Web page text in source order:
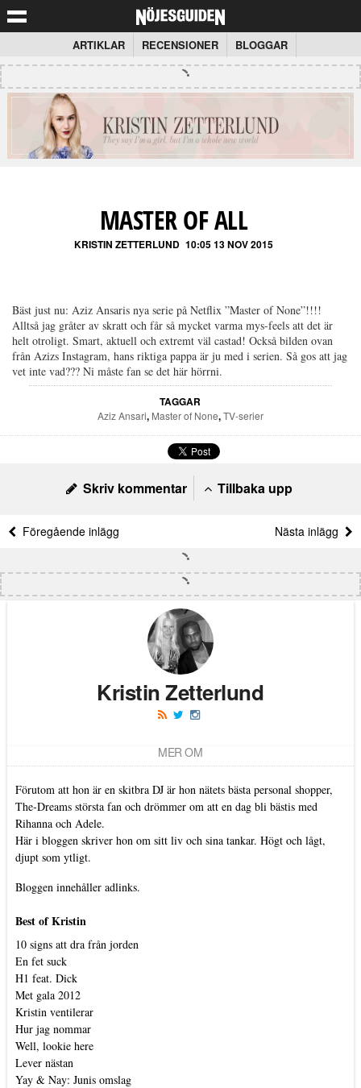
ARTIKLAR RECENSIONER BLOGGAR
MASTER OF ALL
KRISTIN ZETTERLUND 10:05 13 NOV 2015
Bäst just nu: Aziz Ansaris nya serie på Netflix ”Master of None”!!!!
Alltså jag gråter av skratt och får så mycket varma mys-feels att det är
helt otroligt. Smart, aktuell och extremt väl castad! Också bilden ovan
från Azizs Instagram, hans riktiga pappa är ju med i serien. Så gos att jag
vet inte vad??? Ni måste fan se det här hörrni.
TAGGAR
Aziz Ansari, Master of None,TV-serier
Skriv kommentar Tillbaka upp
Föregående inlägg Nästa inlägg
Kristin Zetterlund
MER OM
Förutom att hon är en skitbra DJ är hon nätets bästa personal shopper,
The-Dreams största fan och drömmer om att en dag bli bästis med
Rihanna och Adele.
Här i bloggen skriver hon om sitt liv och sina tankar. Högt och lågt,
djupt som ytligt.
Bloggen innehåller adlinks.
Best of Kristin
10 signs att dra från jorden
En fet suck
H1 feat. Dick
Met gala 2012
Kristin ventilerar
Hur jag nommar
Well, lookie here
Lever nästan
Yay & Nay: Junis omslag